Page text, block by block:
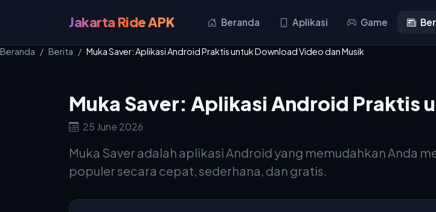
Jakarta Ride APK Beranda Aplikasi Game
Beranda Berita Muka Saver: Aplikasi Android Praktis untuk Download Video dan Musik
Muka Saver: Aplikasi Android Praktis
25 June 2026
Muka Saver adalah aplikasi Android yang memudahkan Anda
populer secara cepat, sederhana, dan gratis.